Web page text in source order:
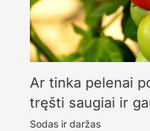
Ar tinka pelenai
tręšti saugiai ir
Sodas ir daržas